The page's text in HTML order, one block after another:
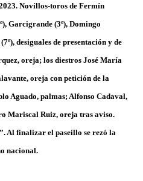
Novillos-toros de Fermín
Garcigrande (3º), Domingo
desiguales de presentación y de
oreja; los diestros José María
oreja con petición de la
Aguado, palmas; Alfonso Cadaval,
Mariscal Ruiz, oreja tras aviso.
Al finalizar el paseíllo se rezó la
nacional.